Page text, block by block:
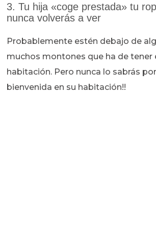
3. Tu hija «coge prestada» tu
nunca volverás a ver
Probablemente estén debajo de
muchos montones que ha de tener
habitación. Pero nunca lo sabrás
bienvenida en su habitación!!